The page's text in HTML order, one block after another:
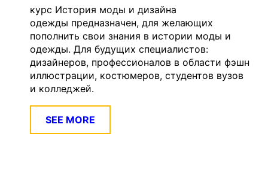
курс История моды и дизайна
одежды предназначен, для желающих
пополнить свои знания в истории моды и
одежды. Для будущих специалистов:
дизайнеров, профессионалов в области фэшн
иллюстрации, костюмеров, студентов вузов
и колледжей.
SEE MORE